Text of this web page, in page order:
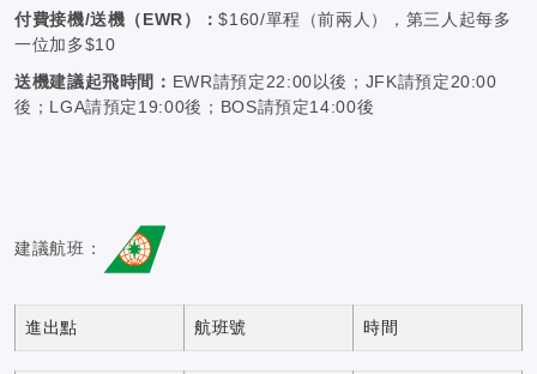
付費接機/送機（EWR）：$160/單程（前兩人），第三人起每多
一位加多$10
送機建議起飛時間： EWR請預定22:00以後；JFK請預定20:00
後；LGA請預定19:00後；BOS請預定14:00後
建議航班：
進出點 航班號 時間